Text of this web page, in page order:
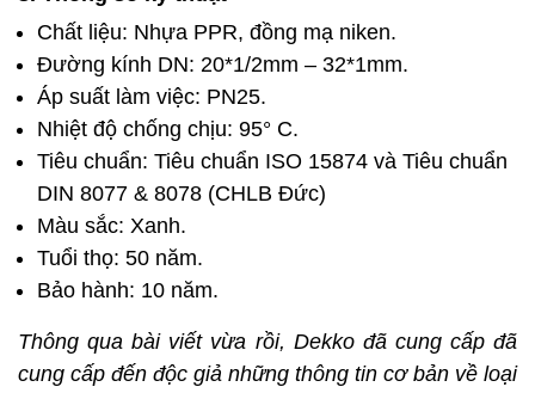
Chất liệu: Nhựa PPR, đồng mạ niken.
Đường kính DN: 20*1/2mm – 32*1mm.
Áp suất làm việc: PN25.
Nhiệt độ chống chịu: 95° C.
Tiêu chuẩn: Tiêu chuẩn ISO 15874 và Tiêu chuẩn
DIN 8077 & 8078 (CHLB Đức)
Màu sắc: Xanh.
Tuổi thọ: 50 năm.
Bảo hành: 10 năm.
Thông qua bài viết vừa rồi, Dekko đã cung cấp đã
cung cấp đến độc giả những thông tin cơ bản về loại